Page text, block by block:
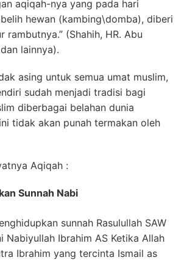
aqiqah-nya yang pada hari
hewan (kambing\domba), diberi
rambutnya.” (Shahih, HR. Abu
lainnya).
asing untuk semua umat muslim,
sudah menjadi tradisi bagi
diberbagai belahan dunia
tidak akan punah termakan oleh
Aqiqah :
Sunnah Nabi
sunnah Rasulullah SAW
Nabiyullah Ibrahim AS Ketika Allah
Ibrahim yang tercinta Ismail as